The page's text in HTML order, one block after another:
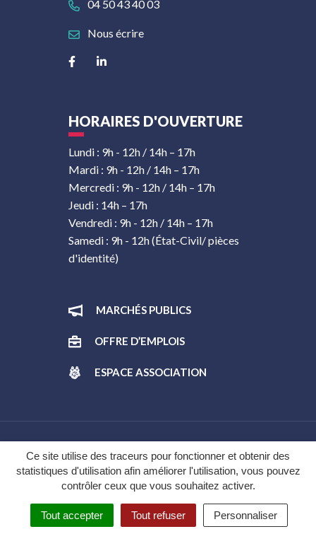
Ce site utilise des traceurs pour fonctionner et obtenir des
statistiques d'utilisation afin améliorer l'utilisation, vous pouvez
contrôler ceux que vous souhaitez activer.
Tout accepter Tout refuser Personnaliser
04 50 43 40 03
Nous écrire
Lien vers le compte Facebook
Lien vers le compte Linkedin
HORAIRES D'OUVERTURE
Lundi : 9h - 12h / 14h – 17h
Mardi : 9h - 12h / 14h – 17h
Mercredi : 9h - 12h / 14h – 17h
Jeudi : 14h – 17h
Vendredi : 9h - 12h / 14h – 17h
Samedi : 9h - 12h (État-Civil/ pièces
d'identité)
MARCHÉS PUBLICS
OFFRE D’EMPLOIS
ESPACE ASSOCIATION
Gestion des cookies
Plan du site
Mentions légales
Politique de confidentialité